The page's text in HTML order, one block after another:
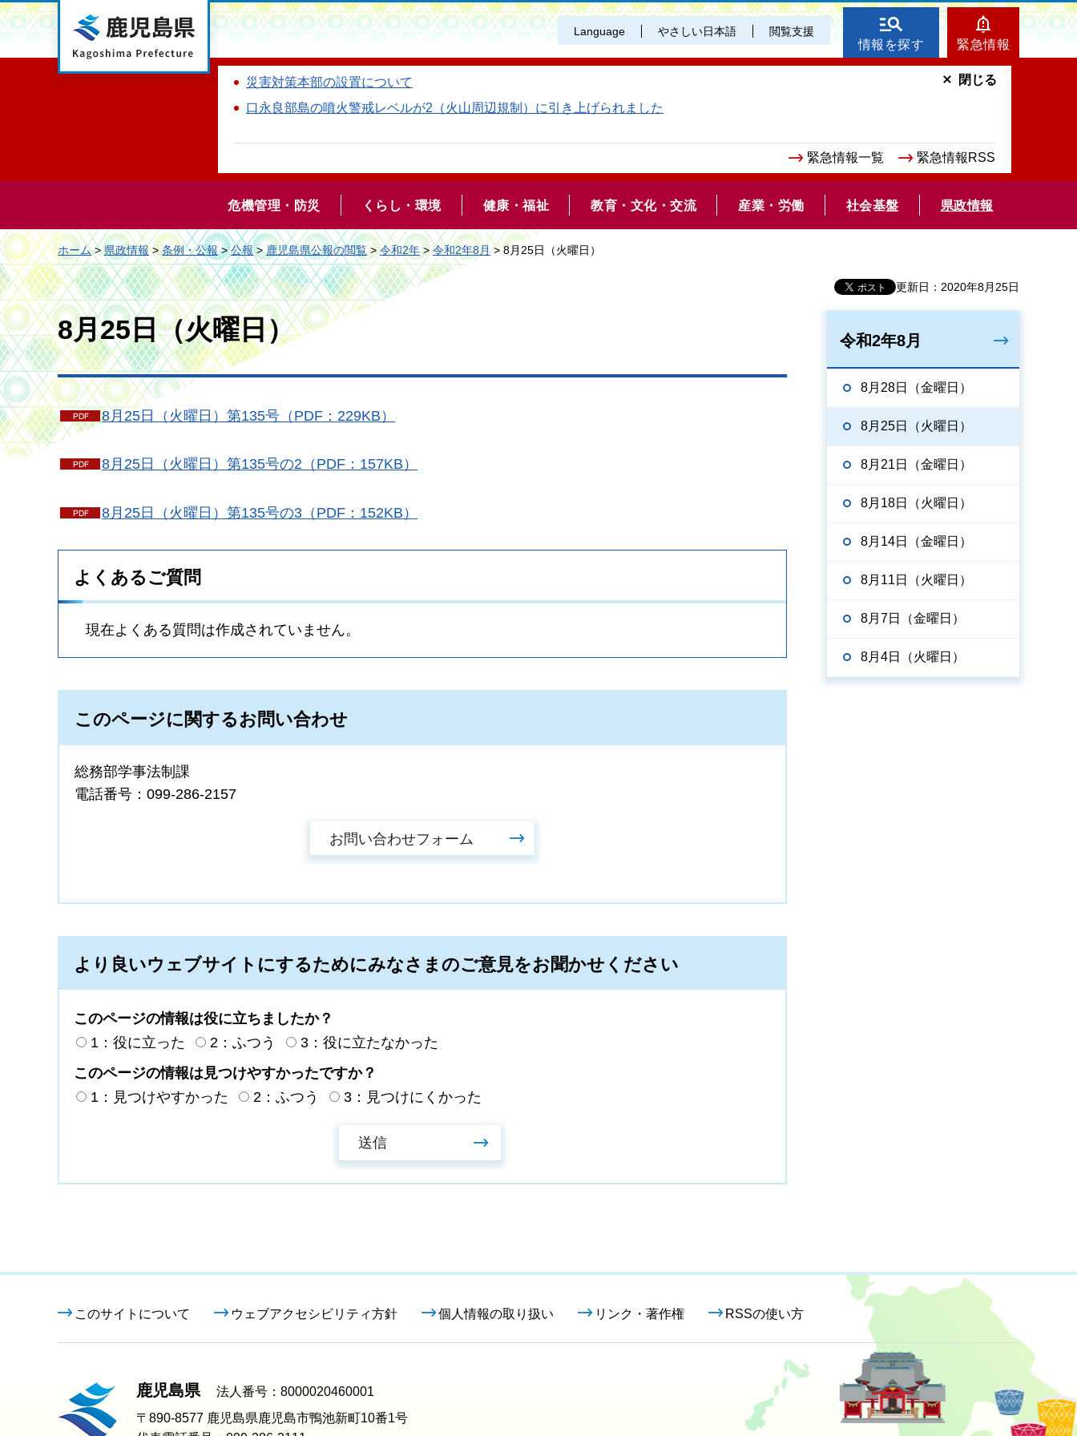
鹿児島県 Language やさしい日本語 閲覧支援
情報を探す 緊急情報
災害対策本部の設置について
口永良部島の噴火警戒レベルが2（火山周辺規制）に引き上げられました
緊急情報一覧 緊急情報RSS
閉じる
危機管理・防災 くらし・環境 健康・福祉 教育・文化・交流 産業・労働 社会基盤 県政情報
ホーム>県政情報>条例・公報>公報>鹿児島県公報の閲覧>令和2年>令和2年8月> 8月25日（火曜日）
更新日：2020年8月25日
8月25日（火曜日）
8月25日（火曜日）第135号（PDF：229KB）
8月25日（火曜日）第135号の2（PDF：157KB）
8月25日（火曜日）第135号の3（PDF：152KB）
よくあるご質問
現在よくある質問は作成されていません。
このページに関するお問い合わせ
総務部学事法制課
電話番号：099-286-2157
より良いウェブサイトにするためにみなさまのご意見をお聞かせください
このページの情報は役に立ちましたか？
1：役に立った
2：ふつう
3：役に立たなかった
このページの情報は見つけやすかったですか？
1：見つけやすかった
2：ふつう 3：見つけにくかった
令和2年8月
8月28日（金曜日）
8月25日（火曜日）
8月21日（金曜日）
8月18日（火曜日）
8月14日（金曜日）
8月11日（火曜日）
8月7日（金曜日）
8月4日（火曜日）
このサイトについて ウェブアクセシビリティ方針 個人情報の取り扱い リンク・著作権 RSSの使い方
鹿児島県
法人番号：8000020460001
〒890-8577 鹿児島県鹿児島市鴨池新町10番1号